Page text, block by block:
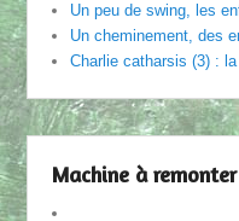
Un peu de swing, les
Un cheminement, des
Charlie catharsis (3) :
Machine à